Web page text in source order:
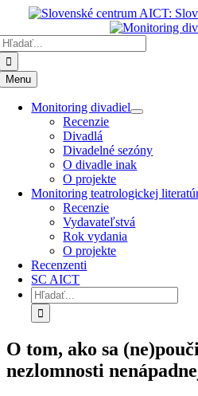
Preskočiť
obsahu
Menu
Monitoring divadiel
Recenzie
Divadlá
Divadelné sezóny
O divadle inak
O projekte
Monitoring teatrologickej
Recenzie
Vydavateľstvá
Rok vydania
O projekte
Recenzenti
SC AICT
Hľadať:
O tom, ako sa
nezlomnosti